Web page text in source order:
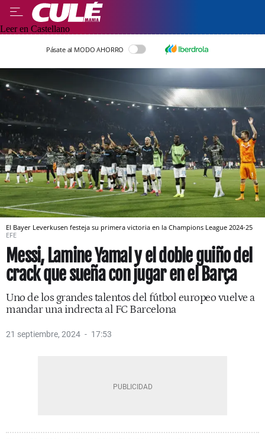
Leer en Castellano
Pásate al MODO AHORRO
El Bayer Leverkusen festeja su primera victoria en la Champions League 2024-25
EFE
Messi, Lamine Yamal y el doble guiño del
crack que sueña con jugar en el Barça
Uno de los grandes talentos del fútbol europeo vuelve a
mandar una indrecta al FC Barcelona
21 septiembre, 2024 17:53